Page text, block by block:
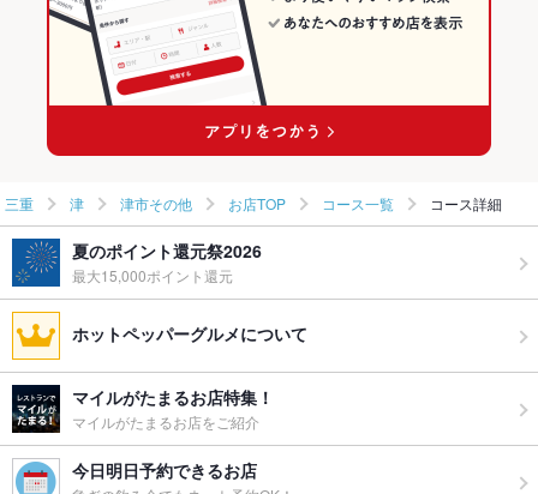
津新町駅 × イタリアン・フレンチ
津新町駅 × フレンチ
三重 × フレンチ
三重 津 津市その他 お店TOP コース一覧 コース詳細
夏のポイント還元祭2026
最大15,000ポイント還元
ホットペッパーグルメについて
マイルがたまるお店特集！
マイルがたまるお店をご紹介
今日明日予約できるお店